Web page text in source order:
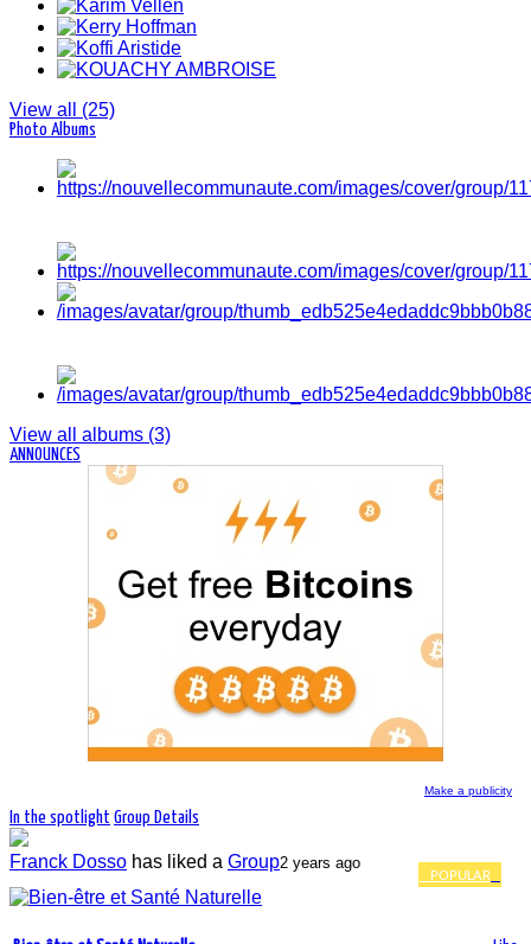
View all (25)
Photo Albums
View all albums (3)
ANNOUNCES
Make a publicity
In the spotlight Group Details
Franck Dosso has liked a Group2 years ago
POPULAR